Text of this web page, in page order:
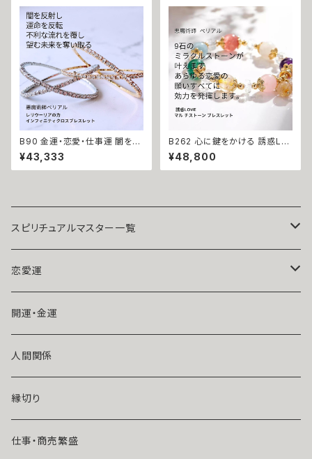
結び 魅力アップ エネルギー 魅
力 魔力 魔術 白魔術 願い 叶う
結び 開運 強運 本物 パワースト
ーン お守り 強力 男女兼用
アップ 幸運 召致 潜在能力 魔術
魔法 おまじない 白魔法 強力 ア
クセサリー パワーストーン
B90 金運・恋愛・仕事運 闇を反
射し魔力を倍増させる レリウー
リアの力 インフィニティクロス
ビジュー ブレスレット バングル
おまじない 本物 フリーサイズ
¥43,333
B262 心に鍵をかける 誘惑LO
VEブレスレット 幸せになれる
悪魔術師 べリアル 願望成就 天
然石 マルチストーン ブレスレッ
縁 引き寄せ 叶う マルチカラー
¥48,800
スピリチュアルマスター一覧
魔術師アリエル
悪魔術師べリアル
風水師さくら
魔術師恋雪
魔術師N.Kelly
恋愛運
片思い
ライバルの居る恋（略奪したい）
年齢差のある恋（年上・年下）
マンネリ気味の恋
開運・金運
人間関係
縁切り
仕事・商売繁盛